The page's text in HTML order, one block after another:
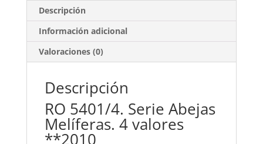
Descripción
Información adicional
Valoraciones (0)
Descripción
RO 5401/4. Serie Abejas
Melíferas. 4 valores
**2010